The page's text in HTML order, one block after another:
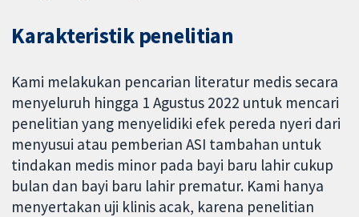
Karakteristik penelitian
Kami melakukan pencarian literatur medis secara
menyeluruh hingga 1 Agustus 2022 untuk mencari
penelitian yang menyelidiki efek pereda nyeri dari
menyusui atau pemberian ASI tambahan untuk
tindakan medis minor pada bayi baru lahir cukup
bulan dan bayi baru lahir prematur. Kami hanya
menyertakan uji klinis acak, karena penelitian